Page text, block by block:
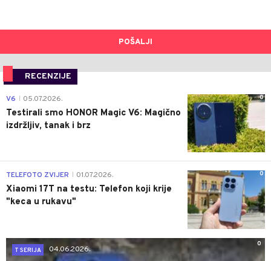
POŠALJI
RECENZIJE
0
V6 05.07.2026.
Testirali smo HONOR Magic V6: Magično
izdržljiv, tanak i brz
0
TELEFOTO ZVIJER 01.07.2026.
Xiaomi 17T na testu: Telefon koji krije
"keca u rukavu"
0
T SERIJA
04.06.2026.